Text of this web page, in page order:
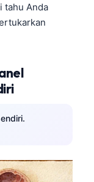
tahu Anda